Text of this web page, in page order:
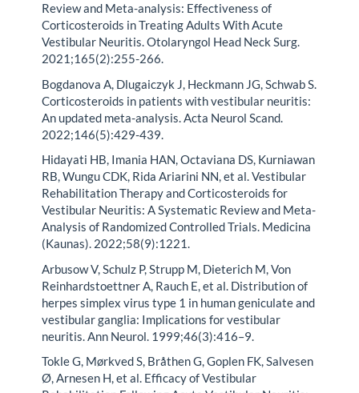
Review and Meta-analysis: Effectiveness of
Corticosteroids in Treating Adults With Acute
Vestibular Neuritis. Otolaryngol Head Neck Surg.
2021;165(2):255-266.
Bogdanova A, Dlugaiczyk J, Heckmann JG, Schwab S.
Corticosteroids in patients with vestibular neuritis:
An updated meta-analysis. Acta Neurol Scand.
2022;146(5):429-439.
Hidayati HB, Imania HAN, Octaviana DS, Kurniawan
RB, Wungu CDK, Rida Ariarini NN, et al. Vestibular
Rehabilitation Therapy and Corticosteroids for
Vestibular Neuritis: A Systematic Review and Meta-
Analysis of Randomized Controlled Trials. Medicina
(Kaunas). 2022;58(9):1221.
Arbusow V, Schulz P, Strupp M, Dieterich M, Von
Reinhardstoettner A, Rauch E, et al. Distribution of
herpes simplex virus type 1 in human geniculate and
vestibular ganglia: Implications for vestibular
neuritis. Ann Neurol. 1999;46(3):416–9.
Tokle G, Mørkved S, Bråthen G, Goplen FK, Salvesen
Ø, Arnesen H, et al. Efficacy of Vestibular